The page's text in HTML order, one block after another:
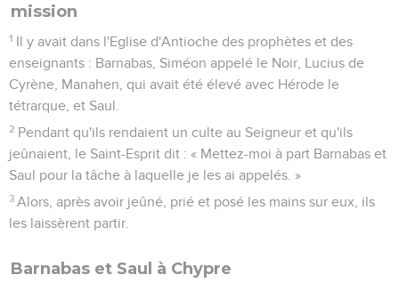
mission
1 Il y avait dans l'Eglise d'Antioche des prophètes et des
enseignants : Barnabas, Siméon appelé le Noir, Lucius de
Cyrène, Manahen, qui avait été élevé avec Hérode le
tétrarque, et Saul.
2 Pendant qu'ils rendaient un culte au Seigneur et qu'ils
jeûnaient, le Saint-Esprit dit : « Mettez-moi à part Barnabas et
Saul pour la tâche à laquelle je les ai appelés. »
3 Alors, après avoir jeûné, prié et posé les mains sur eux, ils
les laissèrent partir.
Barnabas et Saul à Chypre